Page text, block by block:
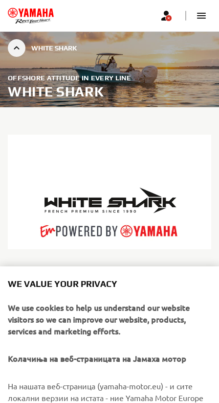
WHITE SHARK
OFFSHORE ATTITUDE IN EVERY LINE
WHITE SHARK
strong seas. Recognisable by their striking profiles and
for offshore confidence. Great for anglers, thrill riders and
coastal explorers, White Shark models provide spacious
decks and robust performance. They thrive where
testament to premium maritime engineering, defined by
high-end construction standards and an uncompromising
WE VALUE YOUR PRIVACY
We use cookies to help us understand our website
visitors so we can improve our website, products,
services and marketing efforts.
Колачиња на веб-страницата на Јамаха мотор
На нашата веб-страница (yamaha-motor.eu) - и сите
локални верзии на истата - ние Yamaha Motor Europe